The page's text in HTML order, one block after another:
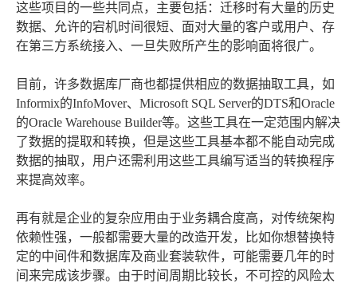
这些项目的一些共同点，主要包括：迁移时有大量的历史
数据、允许的宕机时间很短、面对大量的客户或用户、存
在第三方系统接入、一旦失败所产生的影响面将很广。
目前，许多数据库厂商也都提供相应的数据抽取工具，如
Informix的InfoMover、Microsoft SQL Server的DTS和Oracle
的Oracle Warehouse Builder等。这些工具在一定范围内解决
了数据的提取和转换，但是这些工具基本都不能自动完成
数据的抽取，用户还需利用这些工具编写适当的转换程序
来提高效率。
再有就是企业的复杂应用由于业务耦合度高，对传统架构
依赖性强，一般都需要大量的改造开发，比如你想替换特
定的中间件和数据库及商业套装软件，可能需要几年的时
间来完成该步骤。由于时间周期比较长，不可控的风险太